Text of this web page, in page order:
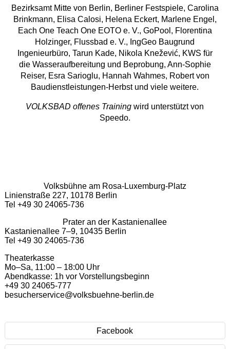
Bezirksamt Mitte von Berlin, Berliner Festspiele, Carolina
Brinkmann, Elisa Calosi, Helena Eckert, Marlene Engel,
Each One Teach One EOTO e. V., GoPool, Florentina
Holzinger, Flussbad e. V., IngGeo Baugrund
Ingenieurbüro, Tarun Kade, Nikola Knežević, KWS für
die Wasseraufbereitung und Beprobung, Ann-Sophie
Reiser, Esra Sarioglu, Hannah Wahmes, Robert von
Baudienstleistungen-Herbst und viele weitere.
VOLKSBAD offenes Training wird unterstützt von
Speedo.
Volksbühne am Rosa-Luxemburg-Platz
Linienstraße 227, 10178 Berlin
Tel +49 30 24065-736
Prater an der Kastanienallee
Kastanienallee 7–9, 10435 Berlin
Tel +49 30 24065-736
Theaterkasse
Mo–Sa, 11:00 – 18:00 Uhr
Abendkasse: 1h vor Vorstellungsbeginn
+49 30 24065-777
besucherservice@volksbuehne-berlin.de
Facebook